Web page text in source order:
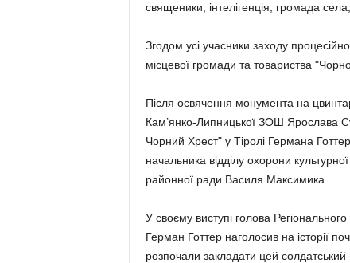
священики, інтелігенція, громада
Згодом усі учасники заходу
місцевої громади та товариства
Після освячення монумента на
Кам’янко-Липницької ЗОШ Ярослава
Чорний Хрест" у Тіролі Германа
начальника відділу охорони
районної ради Василя Максимика.
У своєму виступі голова
Герман Готтер наголосив на історії
розпочали закладати цей солдатський